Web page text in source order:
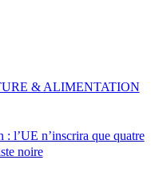
: l’UE n’inscrira que quatre
noire
& ALIMENTATION